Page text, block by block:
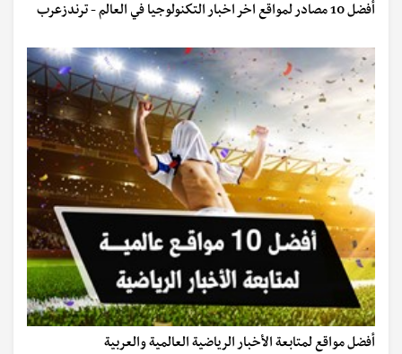
أفضل 10 مصادر لمواقع اخر اخبار التكنولوجيا في العالم - ترندزعرب
أفضل مواقع لمتابعة الأخبار الرياضية العالمية والعربية